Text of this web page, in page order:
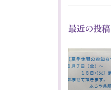
最近の投稿